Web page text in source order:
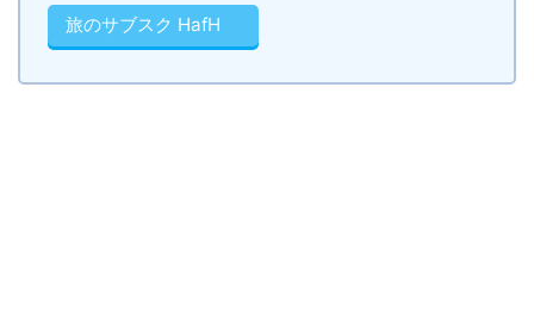
旅のサブスク HafH